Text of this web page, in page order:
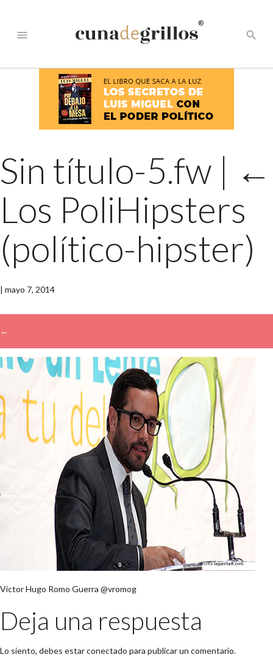
menu
®
search
Sin título-5.fw | ←
Los PoliHipsters
(político-hipster)
| mayo 7, 2014
←
→
Víctor Hugo Romo Guerra @vromog
Deja una respuesta
Lo siento, debes estarconectado para publicar un comentario.